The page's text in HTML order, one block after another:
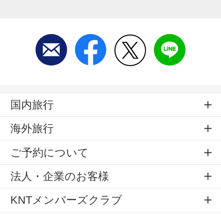
国内旅行
海外旅行
ご予約について
法人・企業のお客様
KNTメンバーズクラブ